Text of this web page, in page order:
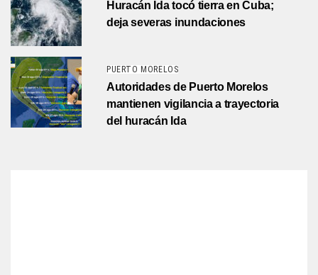
Huracán Ida tocó tierra en Cuba;
deja severas inundaciones
PUERTO MORELOS
Autoridades de Puerto Morelos
mantienen vigilancia a trayectoria
del huracán Ida